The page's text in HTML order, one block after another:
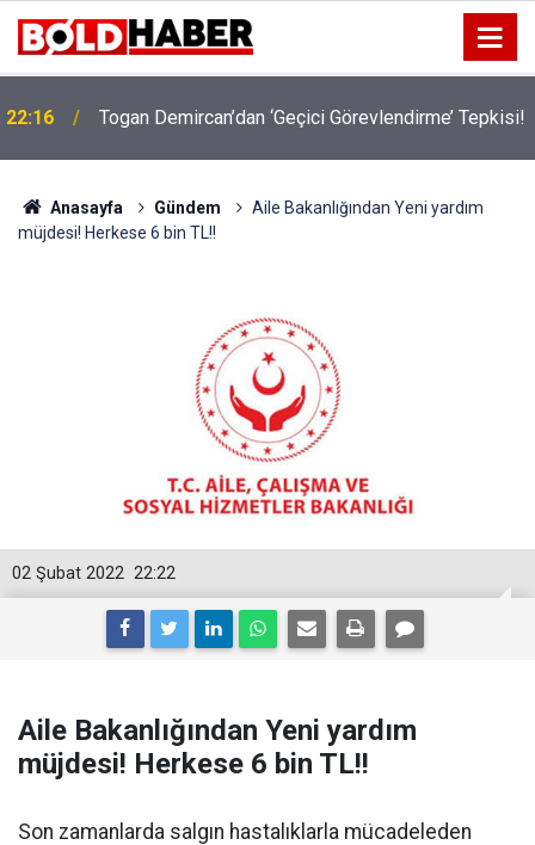
19:32 Sıcak Havalarda Ödem Şikayetini Hafife Almayın!
Anasayfa Gündem
Aile Bakanlığından Yeni yardım
müjdesi! Herkese 6 bin TL!!
22:22
02 Şubat 2022
Aile Bakanlığından Yeni yardım
müjdesi! Herkese 6 bin TL!!
Son zamanlarda salgın hastalıklarla mücadeleden